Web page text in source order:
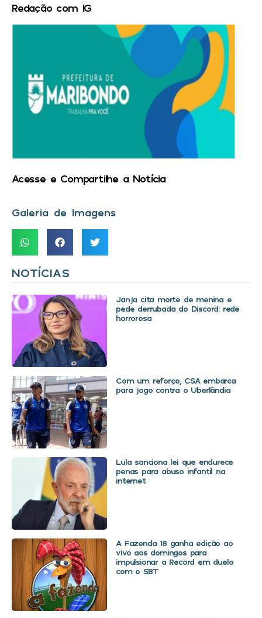
Redação com IG
Acesse e Compartilhe a Notícia
Galeria de Imagens
NOTÍCIAS
Janja cita morte de menina e
pede derrubada do Discord: rede
horrorosa
Com um reforço, CSA embarca
para jogo contra o Uberlândia
Lula sanciona lei que endurece
penas para abuso infantil na
internet
A Fazenda 18 ganha edição ao
vivo aos domingos para
impulsionar a Record em duelo
com o SBT